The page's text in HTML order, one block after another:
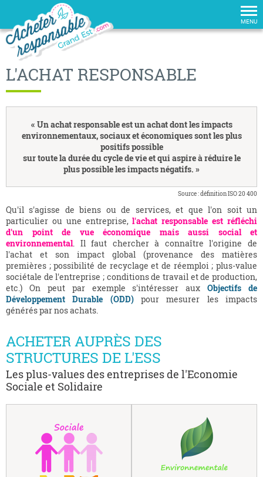
MENU
L'ACHAT RESPONSABLE
« Un achat responsable est un achat dont les impacts
environnementaux, sociaux et économiques sont les plus
positifs possible
sur toute la durée du cycle de vie et qui aspire à réduire le
plus possible les impacts négatifs. »
Source : définition ISO 20 400
Qu'il s'agisse de biens ou de services, et que l'on soit un
particulier ou une entreprise,l'achat responsable est réfléchi
d'un point de vue économique mais aussi social et
environnemental. Il faut chercher à connaître l'origine de
l'achat et son impact global (provenance des matières
premières ; possibilité de recyclage et de réemploi ; plus-value
sociétale de l'entreprise ; conditions de travail et de production,
etc.) On peut par exemple s'intéresser auxObjectifs de
Développement Durable (ODD) pour mesurer les impacts
générés par nos achats.
ACHETER AUPRÈS DES
STRUCTURES DE L'ESS
Les plus-values des entreprises de l'Economie
Sociale et Solidaire